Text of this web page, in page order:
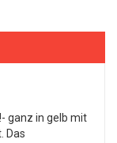
ganz in gelb mit
Das